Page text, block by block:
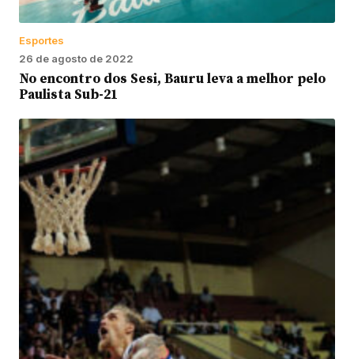
Esportes
26 de agosto de 2022
No encontro dos Sesi, Bauru leva a melhor pelo
Paulista Sub-21